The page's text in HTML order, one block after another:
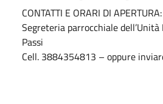
CONTATTI E ORARI DI APERTURA:
Segreteria parrocchiale dell’Unità
Passi
Cell. 3884354813 – oppure